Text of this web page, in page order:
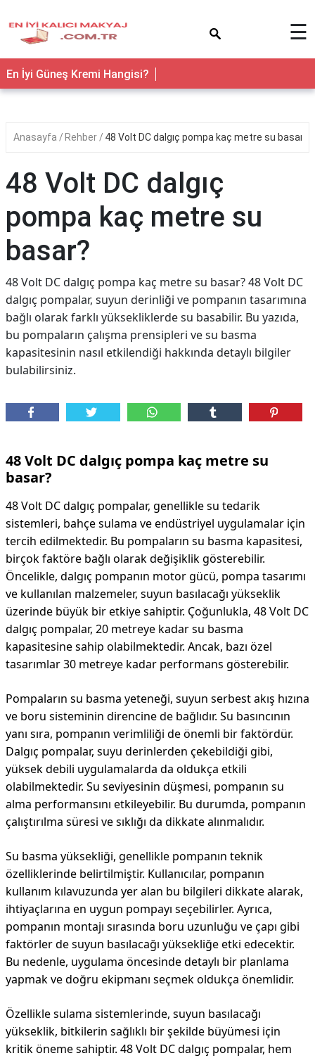
☰
En İyi Güneş Kremi Hangisi?
Anasayfa Rehber 48 Volt DC dalgıç pompa kaç metre su basar?
48 Volt DC dalgıç
pompa kaç metre su
basar?
48 Volt DC dalgıç pompa kaç metre su basar? 48 Volt DC
dalgıç pompalar, suyun derinliği ve pompanın tasarımına
bağlı olarak farklı yüksekliklerde su basabilir. Bu yazıda,
bu pompaların çalışma prensipleri ve su basma
kapasitesinin nasıl etkilendiği hakkında detaylı bilgiler
bulabilirsiniz.
48 Volt DC dalgıç pompa kaç metre su
basar?
48 Volt DC dalgıç pompalar, genellikle su tedarik
sistemleri, bahçe sulama ve endüstriyel uygulamalar için
tercih edilmektedir. Bu pompaların su basma kapasitesi,
birçok faktöre bağlı olarak değişiklik gösterebilir.
Öncelikle, dalgıç pompanın motor gücü, pompa tasarımı
ve kullanılan malzemeler, suyun basılacağı yükseklik
üzerinde büyük bir etkiye sahiptir. Çoğunlukla, 48 Volt DC
dalgıç pompalar, 20 metreye kadar su basma
kapasitesine sahip olabilmektedir. Ancak, bazı özel
tasarımlar 30 metreye kadar performans gösterebilir.
Pompaların su basma yeteneği, suyun serbest akış hızına
ve boru sisteminin direncine de bağlıdır. Su basıncının
yanı sıra, pompanın verimliliği de önemli bir faktördür.
Dalgıç pompalar, suyu derinlerden çekebildiği gibi,
yüksek debili uygulamalarda da oldukça etkili
olabilmektedir. Su seviyesinin düşmesi, pompanın su
alma performansını etkileyebilir. Bu durumda, pompanın
çalıştırılma süresi ve sıklığı da dikkate alınmalıdır.
Su basma yüksekliği, genellikle pompanın teknik
özelliklerinde belirtilmiştir. Kullanıcılar, pompanın
kullanım kılavuzunda yer alan bu bilgileri dikkate alarak,
ihtiyaçlarına en uygun pompayı seçebilirler. Ayrıca,
pompanın montajı sırasında boru uzunluğu ve çapı gibi
faktörler de suyun basılacağı yüksekliğe etki edecektir.
Bu nedenle, uygulama öncesinde detaylı bir planlama
yapmak ve doğru ekipmanı seçmek oldukça önemlidir.
Özellikle sulama sistemlerinde, suyun basılacağı
yükseklik, bitkilerin sağlıklı bir şekilde büyümesi için
kritik öneme sahiptir. 48 Volt DC dalgıç pompalar, hem